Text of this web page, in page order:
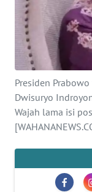
Presiden
Dwisuryo
Wajah lama isi
INTERNASIONAL
SERBA-SERBI
PENDIDIKAN
OLAHRAGA
OPINI